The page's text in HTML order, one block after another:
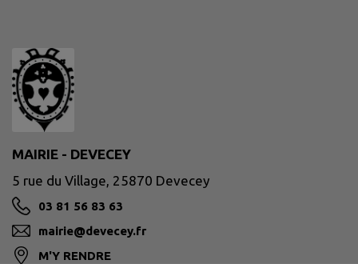
MAIRIE - DEVECEY
5 rue du Village, 25870 Devecey
03 81 56 83 63
mairie@devecey.fr
M'Y RENDRE